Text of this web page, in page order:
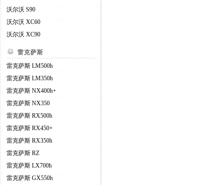
沃尔沃 S90
沃尔沃 XC60
沃尔沃 XC90
雷克萨斯
雷克萨斯 LM500h
雷克萨斯 LM350h
雷克萨斯 NX400h+
雷克萨斯 NX350
雷克萨斯 RX500h
雷克萨斯 RX450+
雷克萨斯 RX350h
雷克萨斯 RZ
雷克萨斯 LX700h
雷克萨斯 GX550h